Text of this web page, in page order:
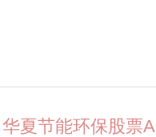
华夏节能环保股票A